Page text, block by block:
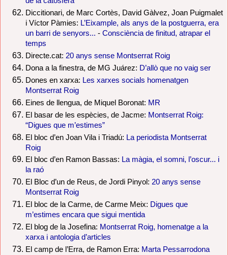
Diccitionari, de Marc Cortès, David Gàlvez, Joan Puigmalet
i Víctor Pàmies: L’Eixample, als anys de la postguerra, era
un barri de senyors... - Consciència de finitud, atrapar el
temps
Directe.cat: 20 anys sense Montserrat Roig
Dona a la finestra, de MG Juárez: D’allò que no vaig ser
Dones en xarxa: Les xarxes socials homenatgen
Montserrat Roig
Eines de llengua, de Miquel Boronat: MR
El basar de les espècies, de Jacme: Montserrat Roig:
“Digues que m’estimes”
El bloc d’en Joan Vila i Triadú: La periodista Montserrat
Roig
El bloc d’en Ramon Bassas: La màgia, el somni, l’oscur... i
la raó
El Bloc d’un de Reus, de Jordi Pinyol: 20 anys sense
Montserrat Roig
El bloc de la Carme, de Carme Meix: Digues que
m’estimes encara que sigui mentida
El blog de la Josefina: Montserrat Roig, homenatge a la
xarxa i antologia d’articles
El camp de l’Erra, de Ramon Erra: Marta Pessarrodona